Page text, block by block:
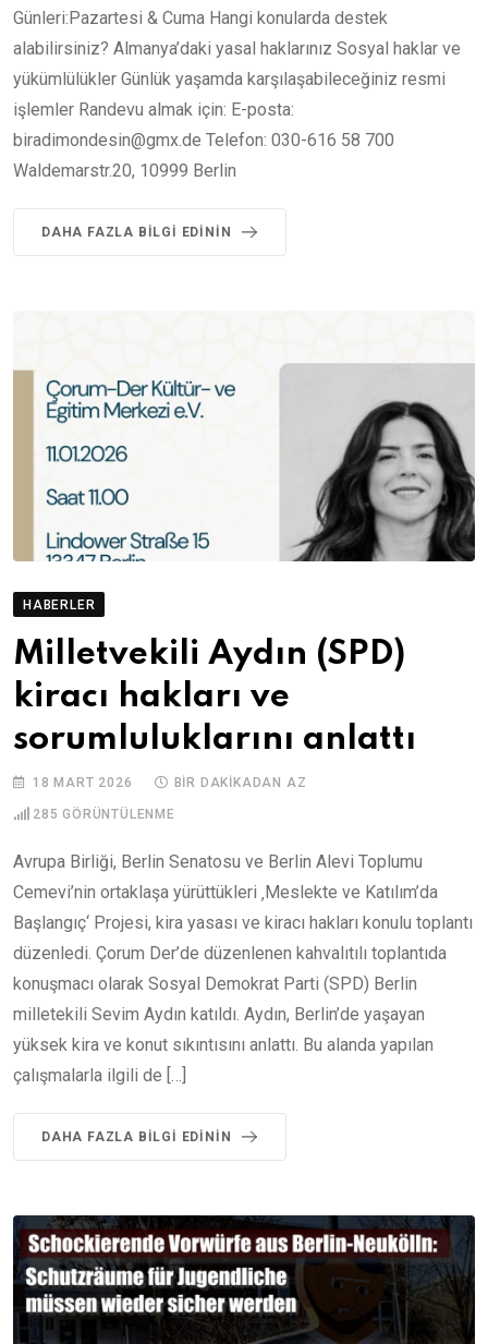
Günleri:Pazartesi & Cuma Hangi konularda destek
alabilirsiniz? Almanya’daki yasal haklarınız Sosyal haklar ve
yükümlülükler Günlük yaşamda karşılaşabileceğiniz resmi
işlemler Randevu almak için: E-posta:
biradimondesin@gmx.de Telefon: 030-616 58 700
Waldemarstr.20, 10999 Berlin
DAHA FAZLA BILGI EDININ
HABERLER
Milletvekili Aydın (SPD)
kiracı hakları ve
sorumluluklarını anlattı
18 MART 2026 BIR DAKIKADAN AZ
285 GÖRÜNTÜLENME
Avrupa Birliği, Berlin Senatosu ve Berlin Alevi Toplumu
Cemevi’nin ortaklaşa yürüttükleri ‚Meslekte ve Katılım’da
Başlangıç‘ Projesi, kira yasası ve kiracı hakları konulu toplantı
düzenledi. Çorum Der’de düzenlenen kahvalıtılı toplantıda
konuşmacı olarak Sosyal Demokrat Parti (SPD) Berlin
milletekili Sevim Aydın katıldı. Aydın, Berlin’de yaşayan
yüksek kira ve konut sıkıntısını anlattı. Bu alanda yapılan
çalışmalarla ilgili de […]
DAHA FAZLA BILGI EDININ